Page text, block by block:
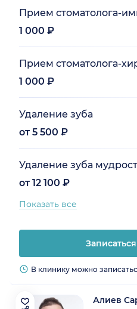
Прием стоматолога-
1 000 ₽
Прием стоматолога-
1 000 ₽
Удаление зуба
от 5 500 ₽
Удаление зуба
от 12 100 ₽
Показать все
В клинику можно
Алиев